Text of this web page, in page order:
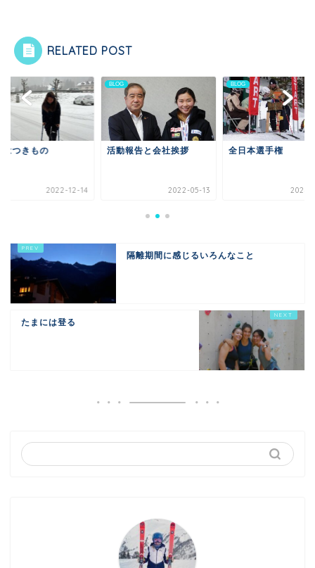
RELATED POST
はつきもの
2022-12-14
BLOG
活動報告と会社挨拶
2022-05-13
BLOG
全日本選手権
2024-
隔離期間に感じるいろんなこと
たまには登る